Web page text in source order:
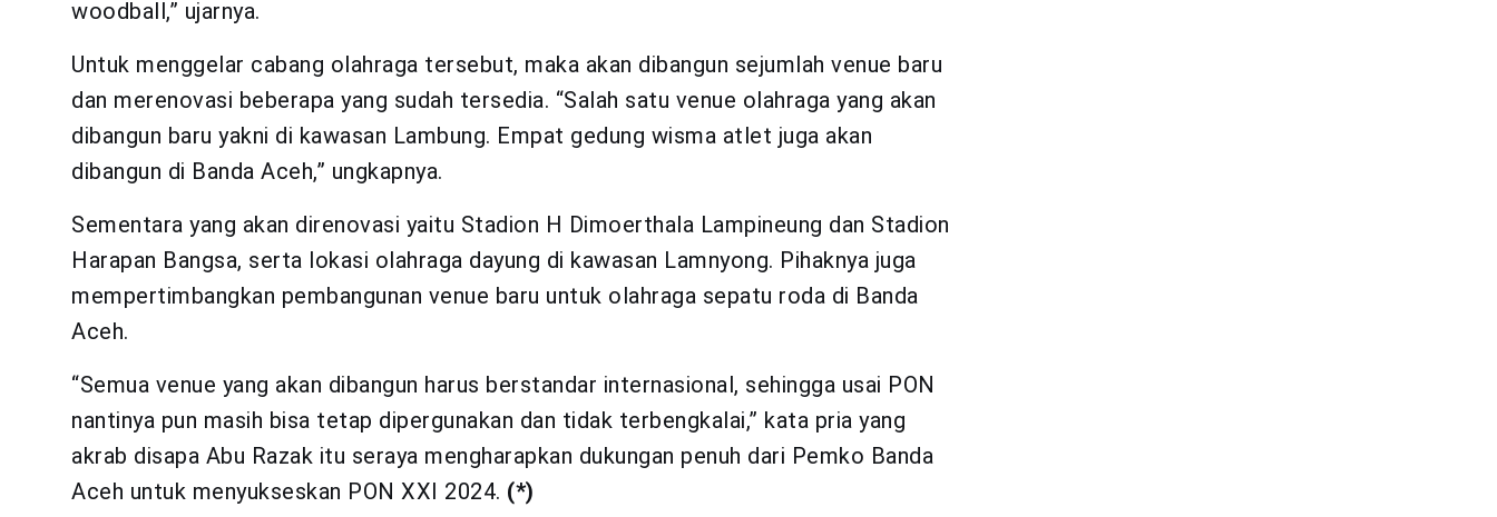
woodball,” ujarnya.
Untuk menggelar cabang olahraga tersebut, maka akan dibangun sejumlah venue baru
dan merenovasi beberapa yang sudah tersedia. “Salah satu venue olahraga yang akan
dibangun baru yakni di kawasan Lambung. Empat gedung wisma atlet juga akan
dibangun di Banda Aceh,” ungkapnya.
Sementara yang akan direnovasi yaitu Stadion H Dimoerthala Lampineung dan Stadion
Harapan Bangsa, serta lokasi olahraga dayung di kawasan Lamnyong. Pihaknya juga
mempertimbangkan pembangunan venue baru untuk olahraga sepatu roda di Banda
Aceh.
“Semua venue yang akan dibangun harus berstandar internasional, sehingga usai PON
nantinya pun masih bisa tetap dipergunakan dan tidak terbengkalai,” kata pria yang
akrab disapa Abu Razak itu seraya mengharapkan dukungan penuh dari Pemko Banda
Aceh untuk menyukseskan PON XXI 2024. (*)